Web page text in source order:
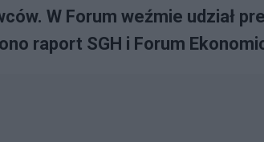
W Forum weźmie udział
raport SGH i Forum